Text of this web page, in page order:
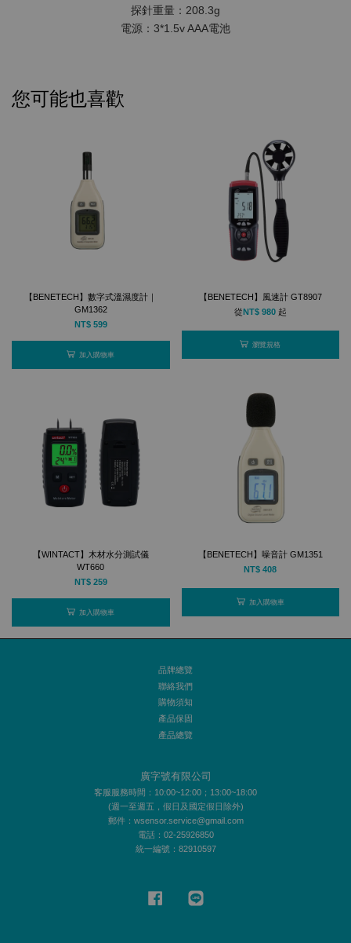
探針重量：208.3g
電源：3*1.5v AAA電池
您可能也喜歡
【BENETECH】數字式溫濕度計｜
GM1362
NT$ 599
加入購物車
【BENETECH】風速計 GT8907
從NT$ 980 起
瀏覽規格
【WINTACT】木材水分測試儀
WT660
NT$ 259
加入購物車
【BENETECH】噪音計 GM1351
NT$ 408
加入購物車
品牌總覽
聯絡我們
購物須知
產品保固
產品總覽
廣字號有限公司
客服服務時間：10:00~12:00；13:00~18:00
(週一至週五，假日及國定假日除外)
郵件：wsensor.service@gmail.com
電話：02-25926850
統一編號：82910597
Facebook